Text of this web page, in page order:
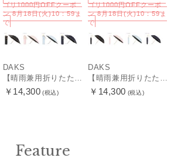
ゴリ1000円OFFクーポ
ン 8月18日(火)10：59ま
で
DAKS
【晴雨兼用折りたたみ日傘】ダックス（DAKS）ジャガード×ボーラー刺繍 遮光99.99％ UV99％ 日本製
￥14,300 (税込)
ゴリ1000円OFFクーポ
ン 8月18日(火)10：59ま
で
DAKS
【晴雨兼用折りたたみ日傘】ダックス（DAKS）ジャガード×ボーラー刺繍 遮光99.99％ UV99％ 日本製
￥14,300 (税込)
Feature